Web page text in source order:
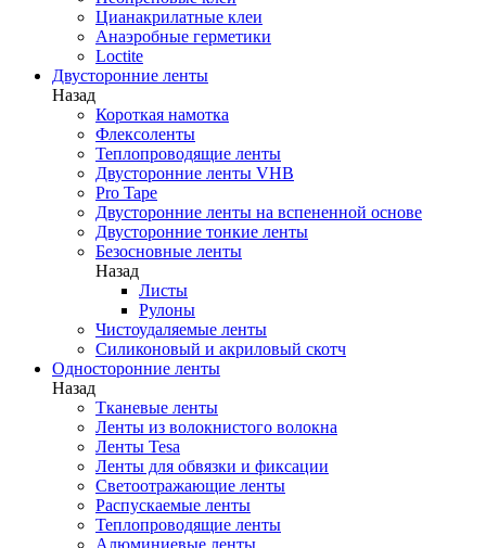
Цианакрилатные клеи
Анаэробные герметики
Loctite
Двусторонние ленты
Назад
Короткая намотка
Флексоленты
Теплопроводящие ленты
Двусторонние ленты VHB
Pro Tape
Двусторонние ленты на вспененной основе
Двусторонние тонкие ленты
Безосновные ленты
Назад
Листы
Рулоны
Чистоудаляемые ленты
Силиконовый и акриловый скотч
Односторонние ленты
Назад
Тканевые ленты
Ленты из волокнистого волокна
Ленты Tesa
Ленты для обвязки и фиксации
Светоотражающие ленты
Распускаемые ленты
Теплопроводящие ленты
Алюминиевые ленты